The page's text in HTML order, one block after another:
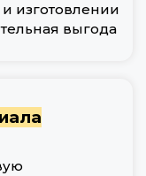
изготовлении
выгода